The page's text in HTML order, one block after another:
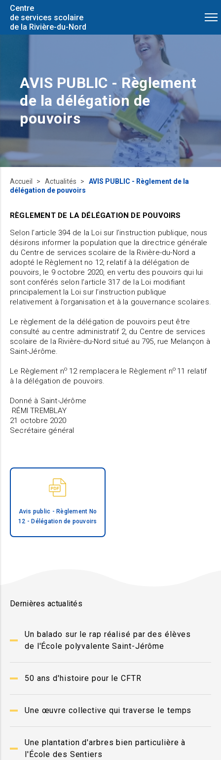
Centre
de services scolaire
de la Rivière-du-Nord
AVIS PUBLIC - Règlement
de la délégation de
pouvoirs
Dernières actualités
Un balado sur le rap réalisé par des élèves
de l'École polyvalente Saint-Jérôme
50 ans d'histoire pour le CFTR
Une œuvre collective qui traverse le temps
Une plantation d'arbres bien particulière à
l'École des Sentiers
Accueil Actualités
AVIS PUBLIC - Règlement de la
délégation de pouvoirs
RÈGLEMENT DE LA DÉLÉGATION DE POUVOIRS
Selon l’article 394 de la Loi sur l’instruction publique, nous
désirons informer la population que la directrice générale
du Centre de services scolaire de la Rivière-du-Nord a
adopté le Règlement no 12, relatif à la délégation de
pouvoirs, le 9 octobre 2020, en vertu des pouvoirs qui lui
sont conférés selon l’article 317 de la Loi modifiant
principalement la Loi sur l’instruction publique
relativement à l’organisation et à la gouvernance scolaires.
Le règlement de la délégation de pouvoirs peut être
consulté au centre administratif 2, du Centre de services
scolaire de la Rivière-du-Nord situé au 795, rue Melançon à
Saint-Jérôme.
Le Règlement no 12 remplacera le Règlement no 11 relatif
à la délégation de pouvoirs.
Donné à Saint-Jérôme
RÉMI TREMBLAY
21 octobre 2020
Secrétaire général
Avis public - Règlement No
12 - Délégation de pouvoirs